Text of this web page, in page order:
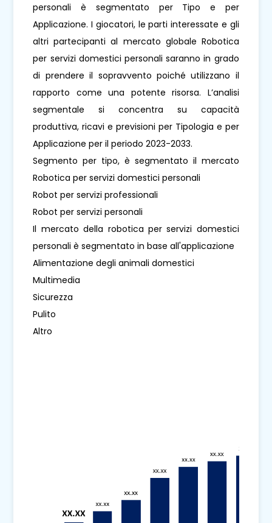
personali è segmentato per Tipo e per
Applicazione. I giocatori, le parti interessate e gli
altri partecipanti al mercato globale Robotica
per servizi domestici personali saranno in grado
di prendere il sopravvento poiché utilizzano il
rapporto come una potente risorsa. L’analisi
segmentale si concentra su capacità
produttiva, ricavi e previsioni per Tipologia e per
Applicazione per il periodo 2023-2033.
Segmento per tipo, è segmentato il mercato
Robotica per servizi domestici personali
Robot per servizi professionali
Robot per servizi personali
Il mercato della robotica per servizi domestici
personali è segmentato in base all'applicazione
Alimentazione degli animali domestici
Multimedia
Sicurezza
Pulito
Altro